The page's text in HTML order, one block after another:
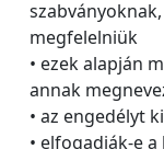
megfelelniük
• ezek alapján
annak
• az engedélyt
• elfogadják-e